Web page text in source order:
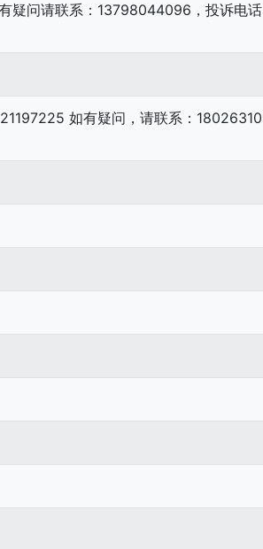
疑问请联系：13798044096，投诉电
如有疑问，请联系：